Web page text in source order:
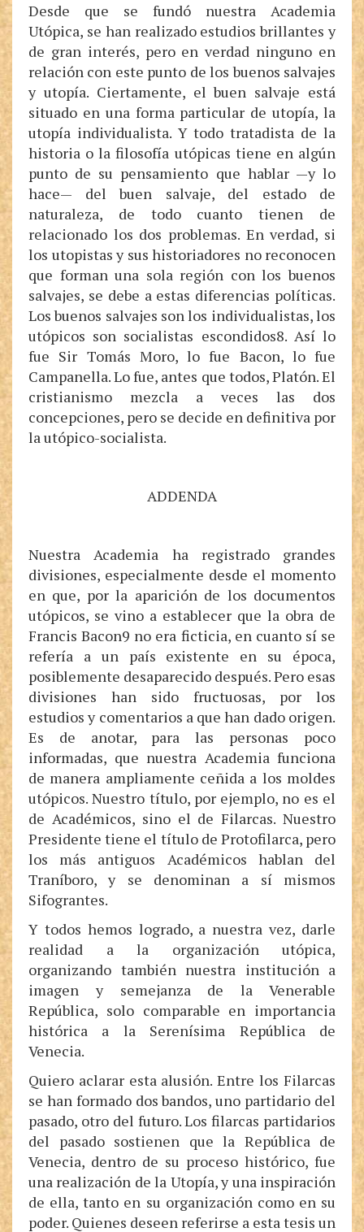
Desde que se fundó nuestra Academia
Utópica, se han realizado estudios brillantes y
de gran interés, pero en verdad ninguno en
relación con este punto de los buenos salvajes
y utopía. Ciertamente, el buen salvaje está
situado en una forma particular de utopía, la
utopía individualista. Y todo tratadista de la
historia o la filosofía utópicas tiene en algún
punto de su pensamiento que hablar —y lo
hace— del buen salvaje, del estado de
naturaleza, de todo cuanto tienen de
relacionado los dos problemas. En verdad, si
los utopistas y sus historiadores no reconocen
que forman una sola región con los buenos
salvajes, se debe a estas diferencias políticas.
Los buenos salvajes son los individualistas, los
utópicos son socialistas escondidos8. Así lo
fue Sir Tomás Moro, lo fue Bacon, lo fue
Campanella. Lo fue, antes que todos, Platón. El
cristianismo mezcla a veces las dos
concepciones, pero se decide en definitiva por
la utópico-socialista.
ADDENDA
Nuestra Academia ha registrado grandes
divisiones, especialmente desde el momento
en que, por la aparición de los documentos
utópicos, se vino a establecer que la obra de
Francis Bacon9 no era ficticia, en cuanto sí se
refería a un país existente en su época,
posiblemente desaparecido después. Pero esas
divisiones han sido fructuosas, por los
estudios y comentarios a que han dado origen.
Es de anotar, para las personas poco
informadas, que nuestra Academia funciona
de manera ampliamente ceñida a los moldes
utópicos. Nuestro título, por ejemplo, no es el
de Académicos, sino el de Filarcas. Nuestro
Presidente tiene el título de Protofilarca, pero
los más antiguos Académicos hablan del
Traníboro, y se denominan a sí mismos
Sifograntes.
Y todos hemos logrado, a nuestra vez, darle
realidad a la organización utópica,
organizando también nuestra institución a
imagen y semejanza de la Venerable
República, solo comparable en importancia
histórica a la Serenísima República de
Venecia.
Quiero aclarar esta alusión. Entre los Filarcas
se han formado dos bandos, uno partidario del
pasado, otro del futuro. Los filarcas partidarios
del pasado sostienen que la República de
Venecia, dentro de su proceso histórico, fue
una realización de la Utopía, y una inspiración
de ella, tanto en su organización como en su
poder. Quienes deseen referirse a esta tesis un